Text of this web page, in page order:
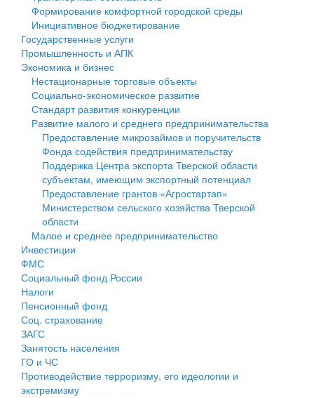
Государственные услуги
Промышленность и АПК
Экономика и бизнес
Символика
Устав
Гостям округа
Туризм
Культура
Образование
Здравоохранение
Социальная защита
Фотоальбом
муниципального округа Тверской области
Администрация Кашинского муниципального округа
Тверской области
Управление сельскими территориями
Открытые данные
Работа с обращениями граждан
Муниципальный контроль
Муниципальные услуги
Проекты административных регламентов
Антимонопольный комплаенс
Противодействие коррупции
Финансовое управление
Бюджет для граждан
Имущество
Выявление правообладателей ранее учтенных
объектов недвижимости
Имущественная поддержка субъектов малого и
среднего предпринимательства
Информационная поддержка субъектов малого и
среднего предпринимательства
Муниципальные программы
Контрольно-счетная палата
Персональные данные
Оценка регулирующего воздействия
Деятельность МУ
Формирование комфортной городской среды
Инициативное бюджетирование
Государственные услуги
Промышленность и АПК
Экономика и бизнес
Нестационарные торговые объекты
Социально-экономическое развитие
Стандарт развития конкуренции
Развитие малого и среднего предпринимательства
Предоставление микрозаймов и поручительств
Фонда содействия предпринимательству
Поддержка Центра экспорта Тверской области
субъектам, имеющим экспортный потенциал
Предоставление грантов «Агростартап»
Министерством сельского хозяйства Тверской
области
Малое и среднее предпринимательство
Инвестиции
ФМС
Социальный фонд России
Налоги
Пенсионный фонд
Соц. страхование
ЗАГС
Занятость населения
ГО и ЧС
Противодействие терроризму, его идеологии и
экстремизму